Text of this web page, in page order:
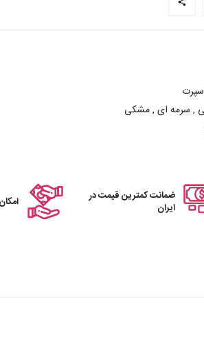
, سرمه ای , مشکی
ضمانت کمترین قیمت در
ایران